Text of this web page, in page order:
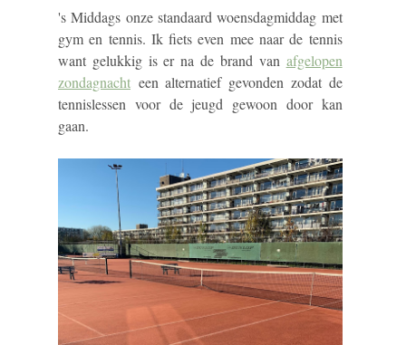
's Middags onze standaard woensdagmiddag met
gym en tennis. Ik fiets even mee naar de tennis
want gelukkig is er na de brand van afgelopen
zondagnacht een alternatief gevonden zodat de
tennislessen voor de jeugd gewoon door kan
gaan.